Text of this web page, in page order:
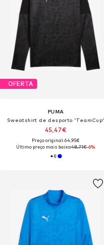
OFERTA
PUMA
Sweatshirt de desporto 'TeamCup'
45,47€
Preço original: 64,95€
Último preço mais baixo:48,71€-6%